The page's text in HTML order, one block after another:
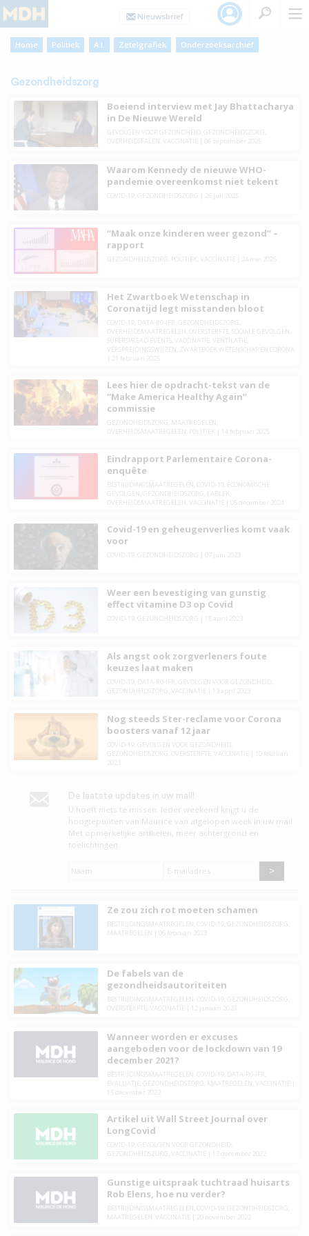
Home Politiek A.I. Zetelgrafiek Onderzoeksarchief
Gezondheidszorg
Boeiend interview met Jay Bhattacharya
in De Nieuwe Wereld
GEVOLGEN VOOR GEZONDHEID, GEZONDHEIDSZORG
OVERHEIDSFALEN
VACCINATIE 06 september 2025
Waarom Kennedy de nieuwe WHO-
pandemie overeenkomst niet tekent
COVID-19, GEZONDHEIDSZORG 26 juli 2025
“Maak onze kinderen weer gezond” –
rapport
GEZONDHEIDSZORG POLITIEK VACCINATIE 24 mei 2025
Het Zwartboek Wetenschap in
Coronatijd legt misstanden bloot
COVID-19, DATA-R0-IFR GEZONDHEIDSZORG
OVERHEIDSMAATREGELEN OVERSTERFTE SOCIALE GEVOLGEN
SUPERSPREAD EVENTS, VACCINATIE VENTILATIE
VERSPREIDINGSWIJZEN
ZWARTBOEK WETENSCHAP EN CORONA
21 februari 2025
Lees hier de opdracht-tekst van de
“Make America Healthy Again”
commissie
GEZONDHEIDSZORG MAATREGELEN
OVERHEIDSMAATREGELEN POLITIEK 14 februari 2025
Eindrapport Parlementaire Corona-
enquête
BESTRIJDINGSMAATREGELEN COVID-19, ECONOMISCHE
GEVOLGEN GEZONDHEIDSZORG LABLEK
OVERHEIDSMAATREGELEN
VACCINATIE 05 december 2024
Covid-19 en geheugenverlies komt vaak
voor
COVID-19, GEZONDHEIDSZORG 07 juni 2023
Weer een bevestiging van gunstig
effect vitamine D3 op Covid
COVID-19, GEZONDHEIDSZORG 18 april 2023
Als angst ook zorgverleners foute
keuzes laat maken
COVID-19, DATA-R0-IFR GEVOLGEN VOOR GEZONDHEID,
GEZONDHEIDSZORG
VACCINATIE 13 april 2023
Nog steeds Ster-reclame voor Corona
boosters vanaf 12 jaar
COVID-19, GEVOLGEN VOOR GEZONDHEID,
GEZONDHEIDSZORG
OVERSTERFTE VACCINATIE
10 februari
2023
De laatste updates in uw mail!
U hoeft niets te missen. leder weekend krijgt u de
hoogtepunten van Maurice van afgelopen week in uw mail.
Met opmerkelijke artikelen, meer achtergrond en
toelichtingen.
Naam
E-
Ze zou zich rot moeten schamen
BESTRIJDINGSMAATREGELEN COVID-19, GEZONDHEIDSZORG
MAATREGELEN
06 februari 2023
De fabels van de
gezondheidsautoriteiten
BESTRIJDINGSMAATREGELEN COVID-19, GEZONDHEIDSZORG
OVERSTERFTE
VACCINATIE 12 januari 2023
Wanneer worden er excuses
aangeboden voor de lockdown van 19
december 2021?
BESTRIJDINGSMAATREGELEN COVID-19, DATA-R0-IFR
EVALUATIE
GEZONDHEIDSZORG MAATREGELEN VACCINATIE
15 december 2022
Artikel uit Wall Street Journal over
LongCovid
COVID-19, GEVOLGEN VOOR GEZONDHEID,
GEZONDHEIDSZORG
VACCINATIE 13 december 2022
Gunstige uitspraak tuchtraad huisarts
Rob Elens, hoe nu verder?
BESTRIJDINGSMAATREGELEN COVID-19, GEZONDHEIDSZORG
MAATREGELEN
VACCINATIE 20 november 2022